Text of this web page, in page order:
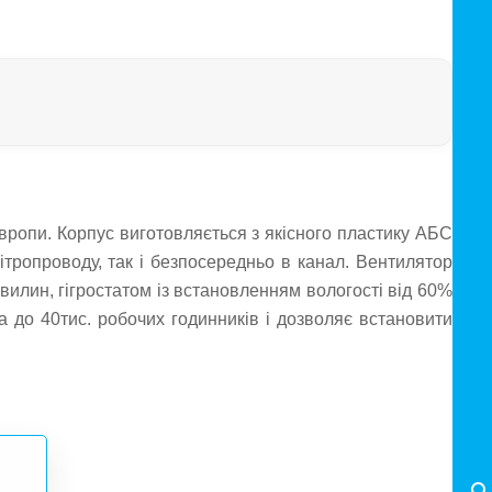
Корпус виготовляється з якісного пластику АБС
так і безпосередньо в канал. Вентилятор
гігростатом із встановленням вологості від 60%
40тис. робочих годинників і дозволяє встановити